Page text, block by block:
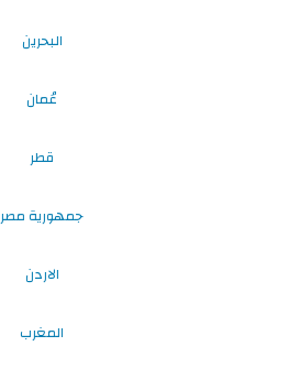
البحرين
عُمان
قطر
جمهورية مصر
الاردن
المغرب